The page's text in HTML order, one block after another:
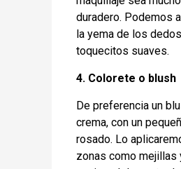
duradero. Podemos
la yema de los
toquecitos suaves.
4. Colorete o blush
De preferencia un
crema, con un
rosado. Lo
zonas como mejillas